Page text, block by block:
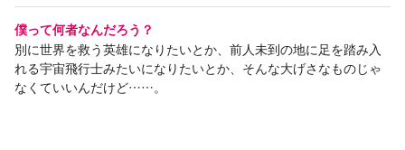
僕って何者なんだろう？
別に世界を救う英雄になりたいとか、前人未到の地に足を踏み入
れる宇宙飛行士みたいになりたいとか、そんな大げさなものじゃ
なくていいんだけど……。